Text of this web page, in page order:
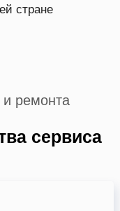
стране
и ремонта
сервиса